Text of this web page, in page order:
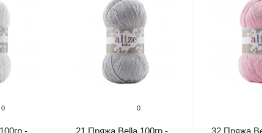
0
-
0
21 Пряжа Bella 100гр -
32 Пряжа